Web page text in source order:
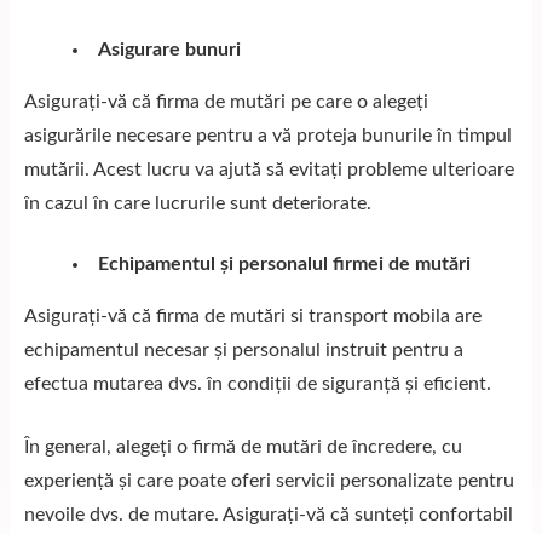
Asigurare bunuri
Asigurați-vă că firma de mutări pe care o alegeți
asigurările necesare pentru a vă proteja bunurile în timpul
mutării. Acest lucru va ajută să evitați probleme ulterioare
în cazul în care lucrurile sunt deteriorate.
Echipamentul și personalul firmei de mutări
Asigurați-vă că firma de mutări si transport mobila are
echipamentul necesar și personalul instruit pentru a
efectua mutarea dvs. în condiții de siguranță și eficient.
În general, alegeți o firmă de mutări de încredere, cu
experiență și care poate oferi servicii personalizate pentru
nevoile dvs. de mutare. Asigurați-vă că sunteți confortabil